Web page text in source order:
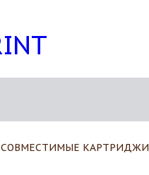
СОВМЕСТИМЫЕ КАРТРИДЖИ